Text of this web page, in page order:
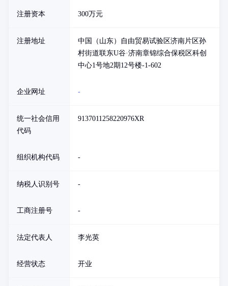
注册资本 300万元
注册地址
中国（山东）自由贸易试验区济南片区孙
村街道联东U谷·济南章锦综合保税区科创
中心1号地2期12号楼-1-602
企业网址 -
统一社会信用
代码
9137011258220976XR
组织机构代码 -
纳税人识别号 -
工商注册号 -
法定代表人 李光英
经营状态 开业